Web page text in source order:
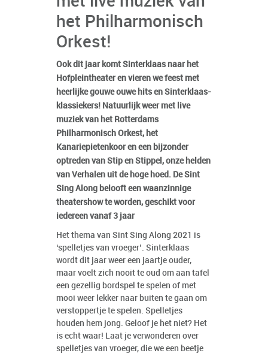
het Philharmonisch
Orkest!
Ook dit jaar komt Sinterklaas naar het
Hofpleintheater en vieren we feest met
heerlijke gouwe ouwe hits en Sinterklaas-
klassiekers! Natuurlijk weer met live
muziek van het Rotterdams
Philharmonisch Orkest, het
Kanariepietenkoor en een bijzonder
optreden van Stip en Stippel, onze helden
van Verhalen uit de hoge hoed. De Sint
Sing Along belooft een waanzinnige
theatershow te worden, geschikt voor
iedereen vanaf 3 jaar
Het thema van Sint Sing Along 2021 is
‘spelletjes van vroeger’. Sinterklaas
wordt dit jaar weer een jaartje ouder,
maar voelt zich nooit te oud om aan tafel
een gezellig bordspel te spelen of met
mooi weer lekker naar buiten te gaan om
verstoppertje te spelen. Spelletjes
houden hem jong. Geloof je het niet? Het
is echt waar! Laat je verwonderen over
spelletjes van vroeger, die we een beetje